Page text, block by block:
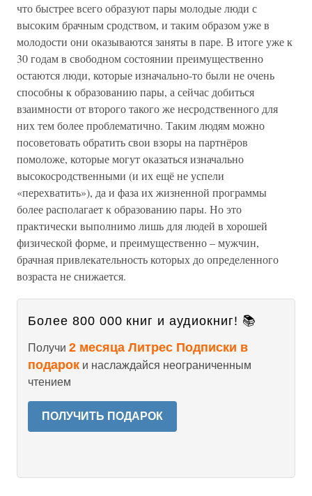
что быстрее всего образуют пары молодые люди с
высоким брачным сродством, и таким образом уже в
молодости они оказываются заняты в паре. В итоге уже к
30 годам в свободном состоянии преимущественно
остаются люди, которые изначально-то были не очень
способны к образованию пары, а сейчас добиться
взаимности от второго такого же несродственного для
них тем более проблематично. Таким людям можно
посоветовать обратить свои взоры на партнёров
помоложе, которые могут оказаться изначально
высокосродственными (и их ещё не успели
«перехватить»), да и фаза их жизненной программы
более располагает к образованию пары. Но это
практически выполнимо лишь для людей в хорошей
физической форме, и преимущественно – мужчин,
брачная привлекательность которых до определенного
возраста не снижается.
Более 800 000 книг и аудиокниг! 📚
Получи 2 месяца Литрес Подписки в
подарок и наслаждайся неограниченным
чтением
ПОЛУЧИТЬ ПОДАРОК